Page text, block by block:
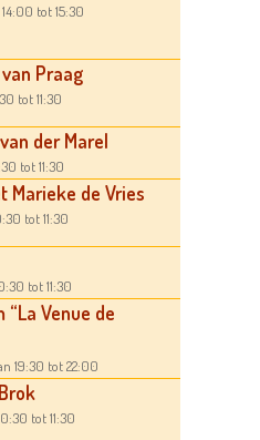
tot 15:30
Praag
tot 11:30
der Marel
tot 11:30
Marieke de Vries
tot 11:30
tot 11:30
Venue de
19:30 tot 22:00
tot 11:30